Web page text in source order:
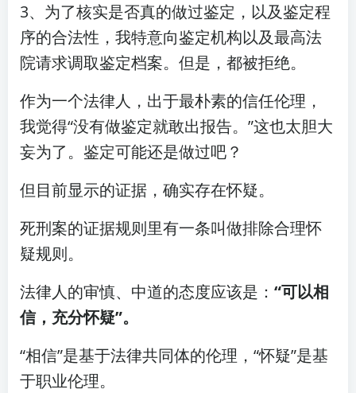
3、为了核实是否真的做过鉴定，以及鉴定程
序的合法性，我特意向鉴定机构以及最高法
院请求调取鉴定档案。但是，都被拒绝。
作为一个法律人，出于最朴素的信任伦理，
我觉得“没有做鉴定就敢出报告。”这也太胆大
妄为了。鉴定可能还是做过吧？
但目前显示的证据，确实存在怀疑。
死刑案的证据规则里有一条叫做排除合理怀
疑规则。
法律人的审慎、中道的态度应该是： “可以相
信，充分怀疑”。
“相信”是基于法律共同体的伦理，“怀疑”是基
于职业伦理。